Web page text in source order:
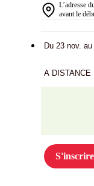
L’adresse
avant le
Du 23 nov.
A DISTANCE
S'inscrire